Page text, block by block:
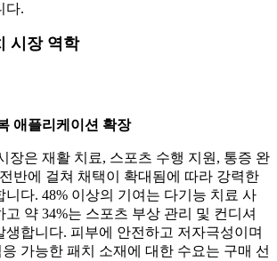
다.
시장 역학
애플리케이션 확장
장은 재활 치료, 스포츠 수행 지원, 통증 완
반에 걸쳐 채택이 확대됨에 따라 강력한
니다. 48% 이상의 기여는 다기능 치료 사
약 34%는 스포츠 부상 관리 및 컨디셔
생합니다. 피부에 안전하고 저자극성이며
가능한 패치 소재에 대한 수요는 구매 선